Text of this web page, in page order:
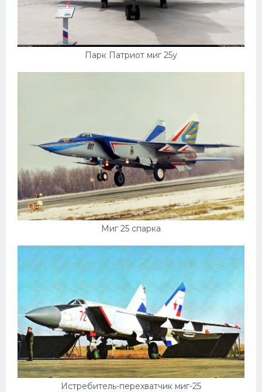
Парк Патриот миг 25у
Миг 25 спарка
Истребитель-перехватчик миг-25